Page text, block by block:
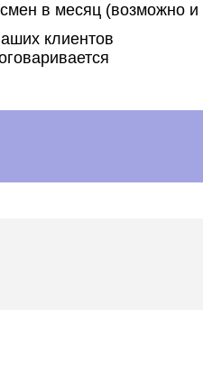
в месяц (возможно и
клиентов